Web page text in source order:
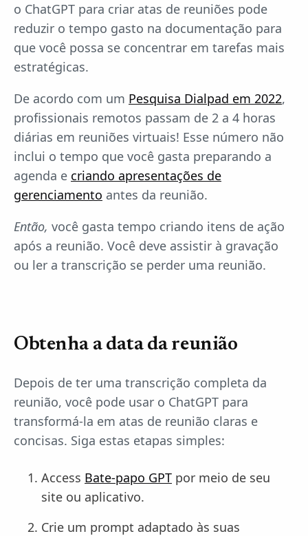
o ChatGPT para criar atas de reuniões pode
reduzir o tempo gasto na documentação para
que você possa se concentrar em tarefas mais
estratégicas.
De acordo com um Pesquisa Dialpad em 2022,
profissionais remotos passam de 2 a 4 horas
diárias em reuniões virtuais! Esse número não
inclui o tempo que você gasta preparando a
agenda e criando apresentações de
gerenciamento antes da reunião.
Então, você gasta tempo criando itens de ação
após a reunião. Você deve assistir à gravação
ou ler a transcrição se perder uma reunião.
Obtenha a data da reunião
Depois de ter uma transcrição completa da
reunião, você pode usar o ChatGPT para
transformá-la em atas de reunião claras e
concisas. Siga estas etapas simples:
Access Bate-papo GPT por meio de seu
site ou aplicativo.
Crie um prompt adaptado às suas